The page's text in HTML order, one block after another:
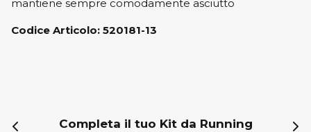
mantiene sempre comodamente asciutto
Codice Articolo: 520181-13
Completa il tuo Kit da Running